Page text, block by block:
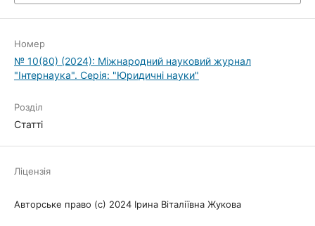
Номер
№ 10(80) (2024): Міжнародний науковий журнал
"Інтернаука". Серія: "Юридичні науки"
Розділ
Статті
Ліцензія
Авторське право (c) 2024 Ірина Віталіївна Жукова